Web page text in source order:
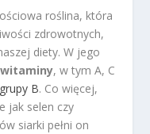
roślina, która
zdrowotnych,
diety. W jego
witaminy, w tym A, C
B. Co więcej,
jak selen czy
siarki pełni on